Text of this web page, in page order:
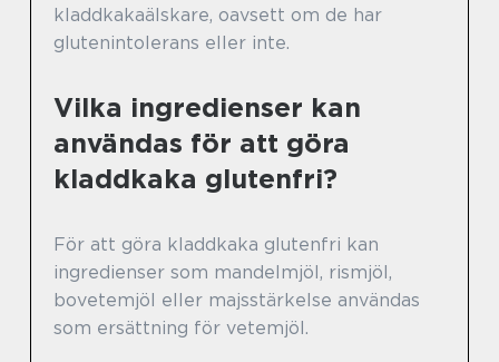
kladdkakaälskare, oavsett om de har
glutenintolerans eller inte.
Vilka ingredienser kan
användas för att göra
kladdkaka glutenfri?
För att göra kladdkaka glutenfri kan
ingredienser som mandelmjöl, rismjöl,
bovetemjöl eller majsstärkelse användas
som ersättning för vetemjöl.